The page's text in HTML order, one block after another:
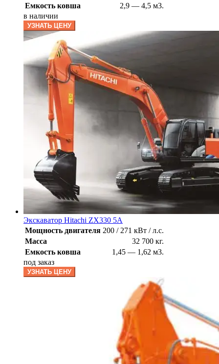
Емкость ковша
2,9 — 4,5 м3.
в наличии
УЗНАТЬ ЦЕНУ
Экскаватор Hitachi ZX330 5A
Мощность двигателя 200 / 271 кВт / л.с.
Масса
32 700 кг.
Емкость ковша
1,45 — 1,62 м3.
под заказ
УЗНАТЬ ЦЕНУ